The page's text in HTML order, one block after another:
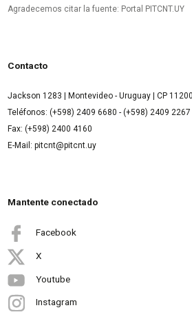
Agradecemos citar la fuente: Portal PITCNT.UY
Contacto
Jackson 1283 | Montevideo - Uruguay | CP 11200
Teléfonos: (+598) 2409 6680 - (+598) 2409 2267
Fax: (+598) 2400 4160
E-Mail: pitcnt@pitcnt.uy
Mantente conectado
Facebook
X
Youtube
Instagram